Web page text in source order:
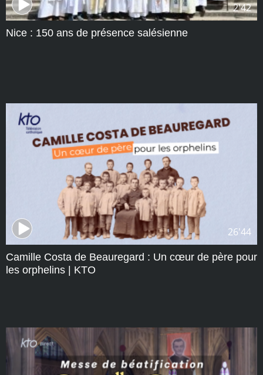
2'42
Nice : 150 ans de présence salésienne
26'44
Camille Costa de Beauregard : Un cœur de père pour
les orphelins | KTO